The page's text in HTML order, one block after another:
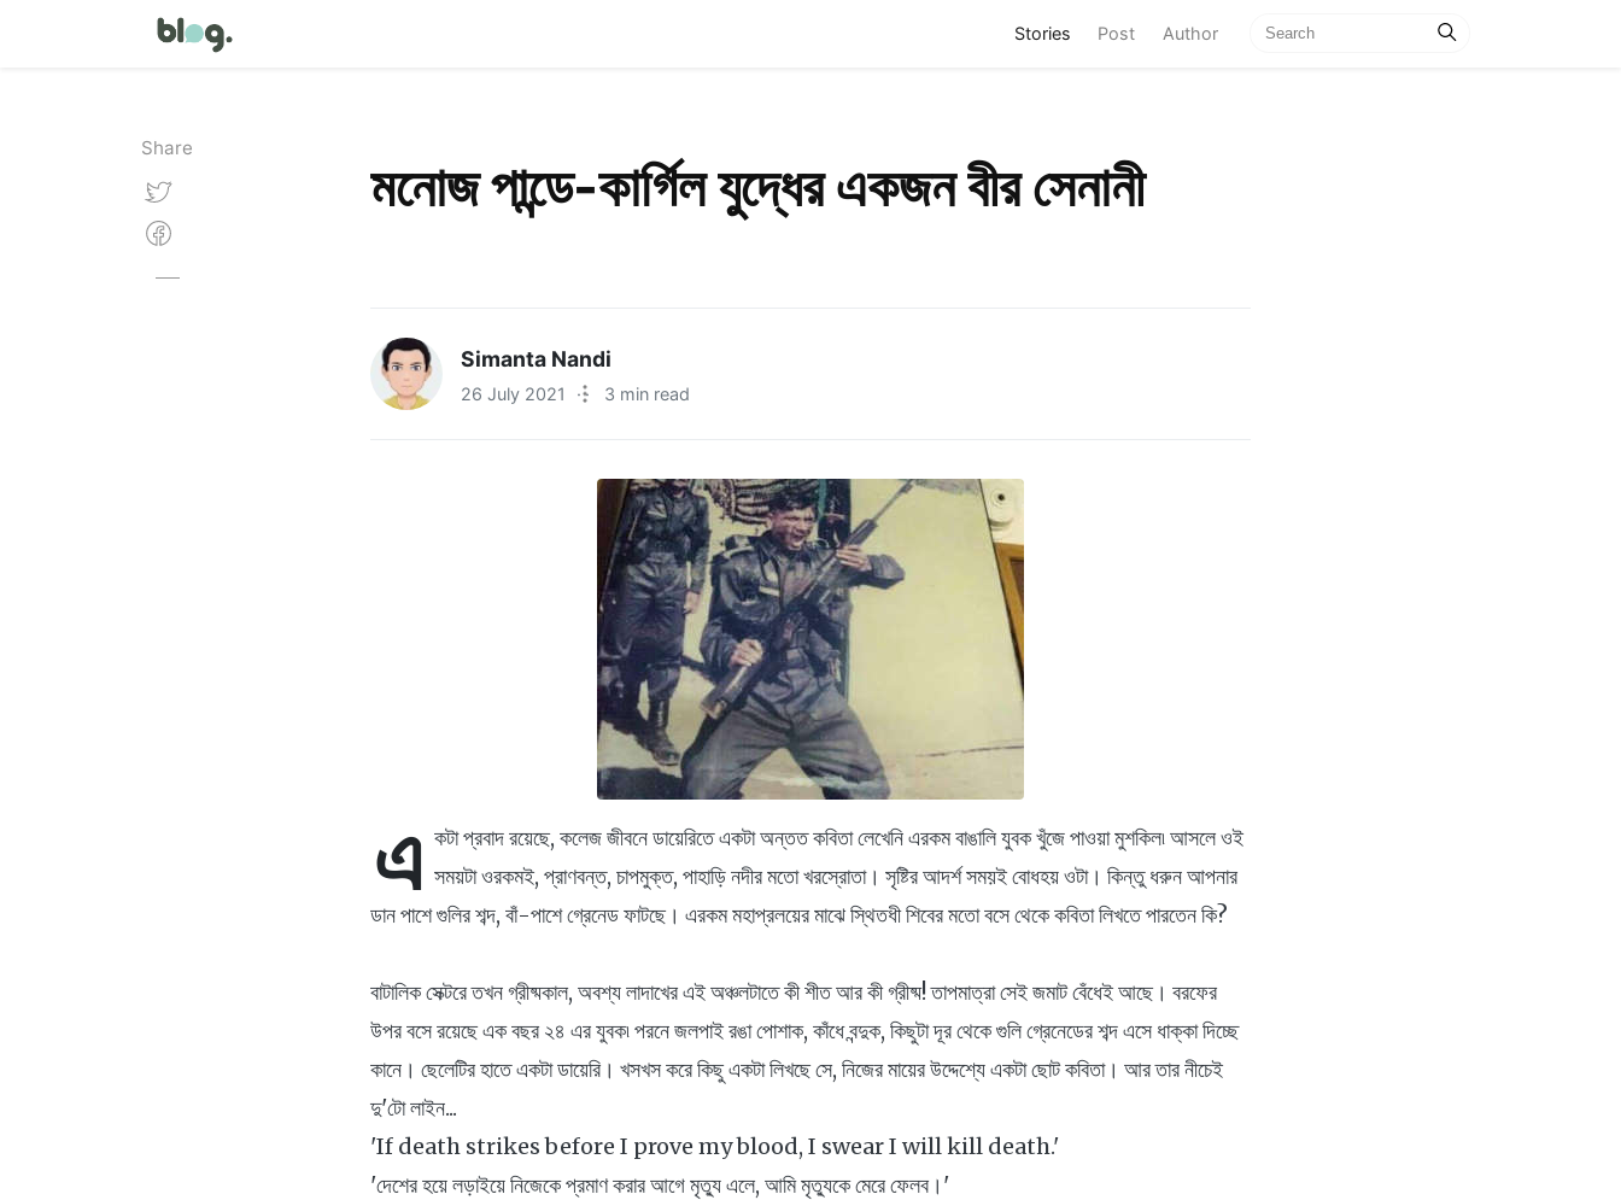
Stories (current)
Post Author
Share
মনোজ পান্ডে-কার্গিল যুদ্ধের একজন বীর সেনানী
Simanta Nandi
26 July 2021 · 3 min read
এ কটা প্রবাদ রয়েছে, কলেজ জীবনে ডায়েরিতে একটা অন্তত কবিতা লেখেনি এরকম বাঙালি যুবক খুঁজে পাওয়া মুশকিল৷ আসলে ওই
সময়টা ওরকমই, প্রাণবন্ত, চাপমুক্ত, পাহাড়ি নদীর মতো খরস্রোতা। সৃষ্টির আদর্শ সময়ই বোধহয় ওটা। কিন্তু ধরুন আপনার
ডান পাশে গুলির শব্দ, বাঁ-পাশে গ্রেনেড ফাটছে। এরকম মহাপ্রলয়ের মাঝে স্থিতধী শিবের মতো বসে থেকে কবিতা লিখতে পারতেন কি?
বাটালিক সেক্টরে তখন গ্রীষ্মকাল, অবশ্য লাদাখের এই অঞ্চলটাতে কী শীত আর কী গ্রীষ্ম! তাপমাত্রা সেই জমাট বেঁধেই আছে। বরফের
উপর বসে রয়েছে এক বছর ২৪ এর যুবক৷ পরনে জলপাই রঙা পোশাক, কাঁধে বন্দুক, কিছুটা দূর থেকে গুলি গ্রেনেডের শব্দ এসে ধাক্কা দিচ্ছে
কানে। ছেলেটির হাতে একটা ডায়েরি। খসখস করে কিছু একটা লিখছে সে, নিজের মায়ের উদ্দেশ্যে একটা ছোট কবিতা। আর তার নীচেই
দু'টো লাইন...
'If death strikes before I prove my blood, I swear I will kill death.'
'দেশের হয়ে লড়াইয়ে নিজেকে প্রমাণ করার আগে মৃত্যু এলে, আমি মৃত্যুকে মেরে ফেলব।'